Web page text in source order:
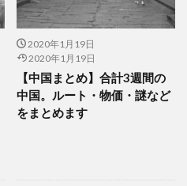
2020年1月19日
2020年1月19日
【中国まとめ】合計3週間の
中国。ルート・物価・謎など
をまとめます